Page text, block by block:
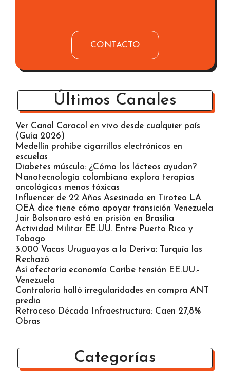
CONTACTO
Últimos Canales
Ver Canal Caracol en vivo desde cualquier país
(Guía 2026)
Medellín prohíbe cigarrillos electrónicos en
escuelas
Diabetes músculo: ¿Cómo los lácteos ayudan?
Nanotecnología colombiana explora terapias
oncológicas menos tóxicas
Influencer de 22 Años Asesinada en Tiroteo LA
OEA dice tiene cómo apoyar transición Venezuela
Jair Bolsonaro está en prisión en Brasilia
Actividad Militar EE.UU. Entre Puerto Rico y
Tobago
3.000 Vacas Uruguayas a la Deriva: Turquía las
Rechazó
Así afectaría economía Caribe tensión EE.UU.-
Venezuela
Contraloría halló irregularidades en compra ANT
predio
Retroceso Década Infraestructura: Caen 27,8%
Obras
Categorías